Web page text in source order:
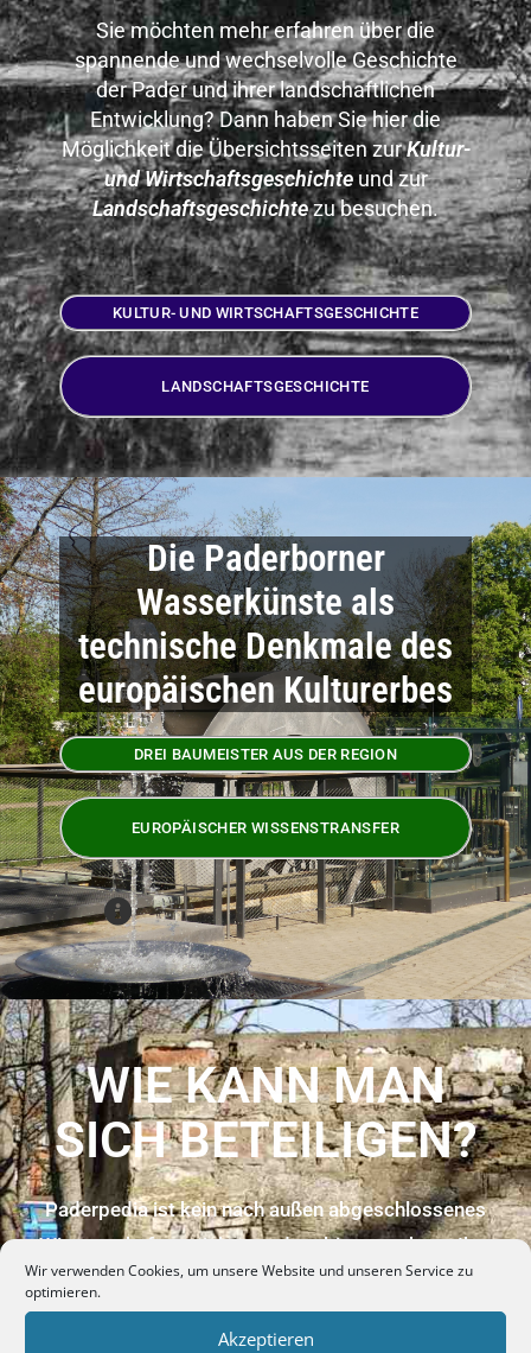
Wir verwenden Cookies, um unsere Website und unseren Service zu
optimieren.
Akzeptieren
Sie möchten mehr erfahren über die
spannende und wechselvolle Geschichte
der Pader und ihrer landschaftlichen
Entwicklung? Dann haben Sie hier die
Möglichkeit die Übersichtsseiten zurKultur-
und Wirtschaftsgeschichteund zur
Landschaftsgeschichtezu besuchen.
KULTUR- UND WIRTSCHAFTSGESCHICHTE
LANDSCHAFTSGESCHICHTE
Die Paderborner
Wasserkünste als
technische Denkmale des
europäischen Kulturerbes
DREI BAUMEISTER AUS DER REGION
EUROPÄISCHER WISSENSTRANSFER
WIE KANN MAN
SICH BETEILIGEN?
Paderpedia ist kein nach außen abgeschlossenes
Wissenschaftsprojekt, sondern bittet auch um Ihre
Mitarbeit als kundiger Bürger, sodass das
traditionelle Wissen über die Pader möglichst